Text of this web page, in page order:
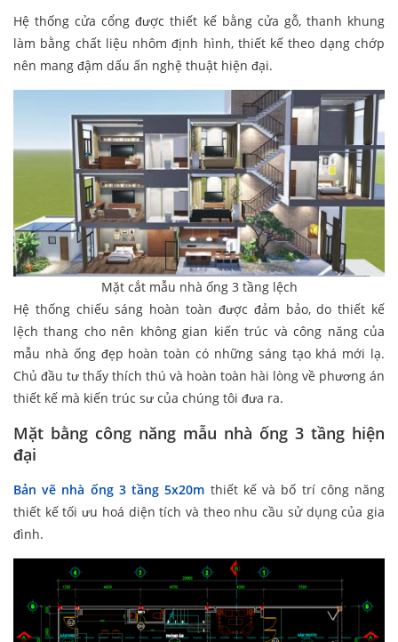
Hệ thống cửa cổng được thiết kế bằng cửa gỗ, thanh khung
làm bằng chất liệu nhôm định hình, thiết kế theo dạng chớp
nên mang đậm dấu ấn nghệ thuật hiện đại.
Mặt cắt mẫu nhà ống 3 tầng lệch
Hệ thống chiếu sáng hoàn toàn được đảm bảo, do thiết kế
lệch thang cho nên không gian kiến trúc và công năng của
mẫu nhà ống đẹp hoàn toàn có những sáng tạo khá mới lạ.
Chủ đầu tư thấy thích thú và hoàn toàn hài lòng về phương án
thiết kế mà kiến trúc sư của chúng tôi đưa ra.
Mặt bằng công năng mẫu nhà ống 3 tầng hiện
đại
Bản vẽ nhà ống 3 tầng 5x20m thiết kế và bố trí công năng
thiết kế tối ưu hoá diện tích và theo nhu cầu sử dụng của gia
đình.